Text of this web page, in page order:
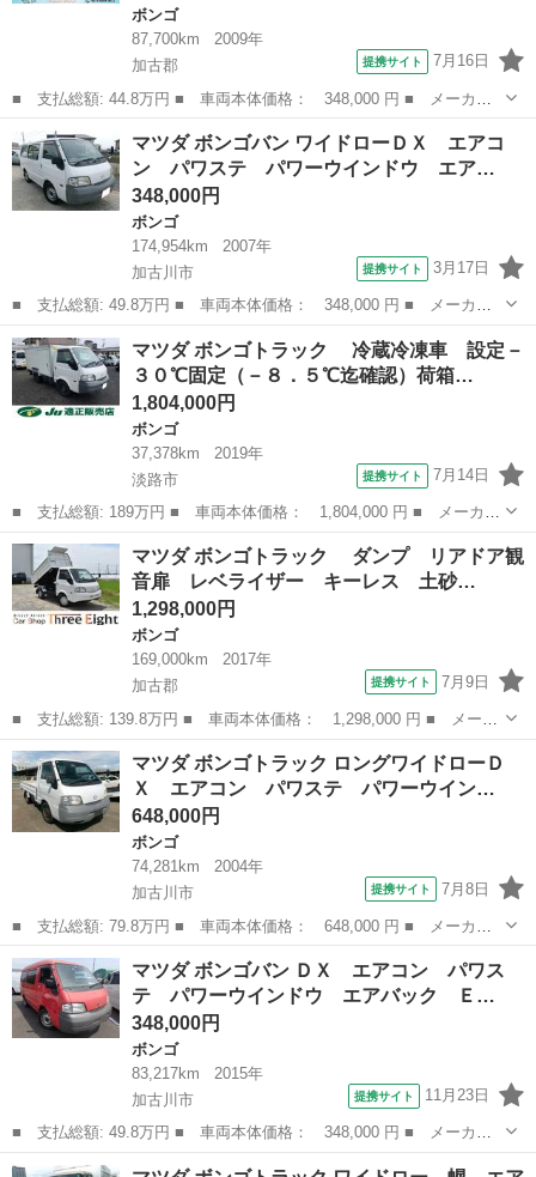
ボンゴ
87,700km
2009年
加古郡
提携サイト 7月16日
■ 支払総額: 44.8万円 ■ 車両本体価格： 348,000 円 ■ メーカー
名： マツダ ■ 車種名： ボンゴバン ■ グレード名： ＤＸ ユ
ーザー様買取車 車検１年付き ＥＴＣ エアコン パワーウインド
ウ ドアバイ...
兵庫 加古郡 ボンゴ
マツダ ボンゴバン ワイドローＤＸ エアコ
ン パワステ パワーウインドウ エア…
348,000円
ボンゴ
174,954km
2007年
加古川市
提携サイト 3月17日
■ 支払総額: 49.8万円 ■ 車両本体価格： 348,000 円 ■ メーカー
名： マツダ ■ 車種名： ボンゴバン ■ グレード名： ワイドロ
ーＤＸ エアコン パワステ パワーウインドウ エアバック ＡＢ
Ｓ ＥＴＣ ...
兵庫 加古川市 ボンゴ
マツダ ボンゴトラック 冷蔵冷凍車 設定－
３０℃固定（－８．５℃迄確認）荷箱…
1,804,000円
ボンゴ
37,378km
2019年
淡路市
提携サイト 7月14日
■ 支払総額: 189万円 ■ 車両本体価格： 1,804,000 円 ■ メーカー
名： マツダ ■ 車種名： ボンゴトラック ■ グレード名： 冷
蔵冷凍車 設定－３０℃固定（－８．５℃迄確認）荷箱両側スライ
ド リヤ観音...
兵庫 淡路市 ボンゴ
マツダ ボンゴトラック ダンプ リアドア観
音扉 レベライザー キーレス 土砂…
1,298,000円
ボンゴ
169,000km
2017年
加古郡
提携サイト 7月9日
■ 支払総額: 139.8万円 ■ 車両本体価格： 1,298,000 円 ■ メーカ
ー名： マツダ ■ 車種名： ボンゴトラック ■ グレード名：
ダンプ リアドア観音扉 レベライザー キーレス 土砂禁ダンプ
荷台サイ...
兵庫 加古郡 ボンゴ
マツダ ボンゴトラック ロングワイドローＤ
Ｘ エアコン パワステ パワーウイン…
648,000円
ボンゴ
74,281km
2004年
加古川市
提携サイト 7月8日
■ 支払総額: 79.8万円 ■ 車両本体価格： 648,000 円 ■ メーカー
名： マツダ ■ 車種名： ボンゴトラック ■ グレード名： ロン
グワイドローＤＸ エアコン パワステ パワーウインドウ エアバ
ック ＥＴＣ...
兵庫 加古川市 ボンゴ
マツダ ボンゴバン ＤＸ エアコン パワス
テ パワーウインドウ エアバック Ｅ…
348,000円
ボンゴ
83,217km
2015年
加古川市
提携サイト 11月23日
■ 支払総額: 49.8万円 ■ 車両本体価格： 348,000 円 ■ メーカー
名： マツダ ■ 車種名： ボンゴバン ■ グレード名： ＤＸ エ
兵庫 加古川市 ボンゴ